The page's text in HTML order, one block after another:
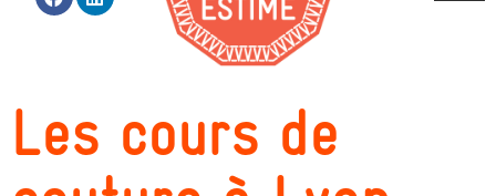
Les cours de